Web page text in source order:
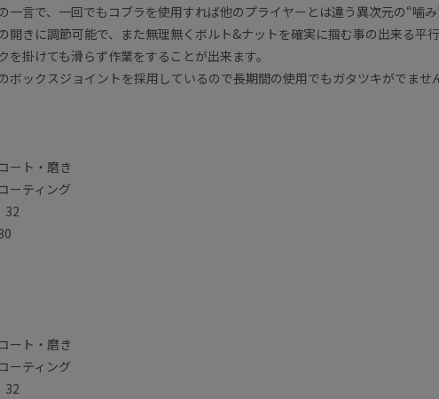
一言で、一回でもコブラを使用すれば他のプライヤーとは違う異次元の“噛
開きに調節可能で、また無理無くボルト&ナットを確実に掴む事の出来る平
掛けても滑らず作業をすることが出来ます。
ボックスジョイントを採用しているので長期間の使用でもガタツキがでませ
ート・磨き
ーティング
32
ート・磨き
ーティング
32